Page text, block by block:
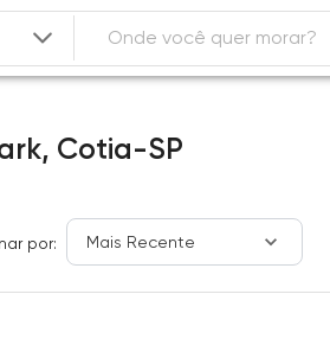
Cotia-SP
por: Mais Recente